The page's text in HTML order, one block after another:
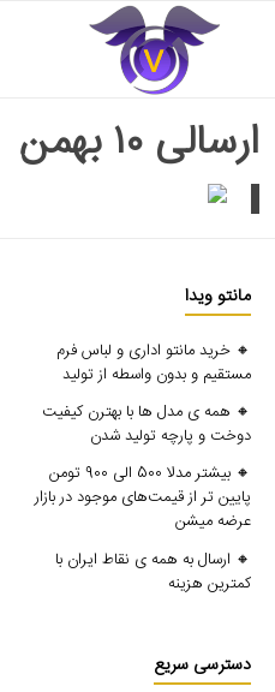
ارسالی ۱۰ بهمن
مانتو ویدا
🔸 خرید مانتو اداری و لباس فرم
مستقیم و بدون واسطه از تولید
🔸 همه ی مدل ها با بهترن کیفیت
دوخت و پارچه تولید شدن
🔸 بیشتر مدلا 500 الی 900 تومن
پایین تر از قیمت‌های موجود در بازار
عرضه میشن
🔸 ارسال به همه ی نقاط ایران با
کمترین هزینه
دسترسی سریع